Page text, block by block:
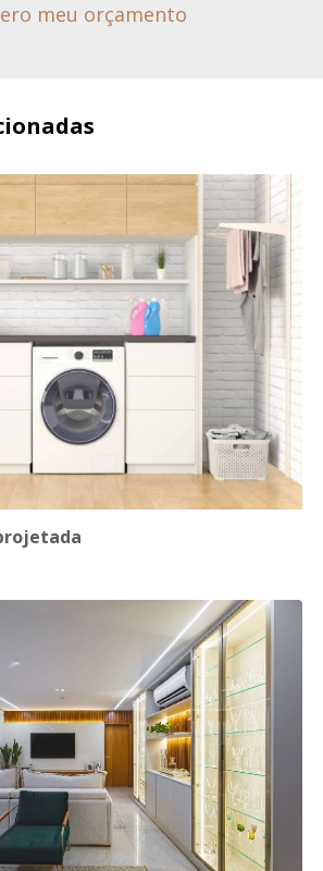
meu orçamento